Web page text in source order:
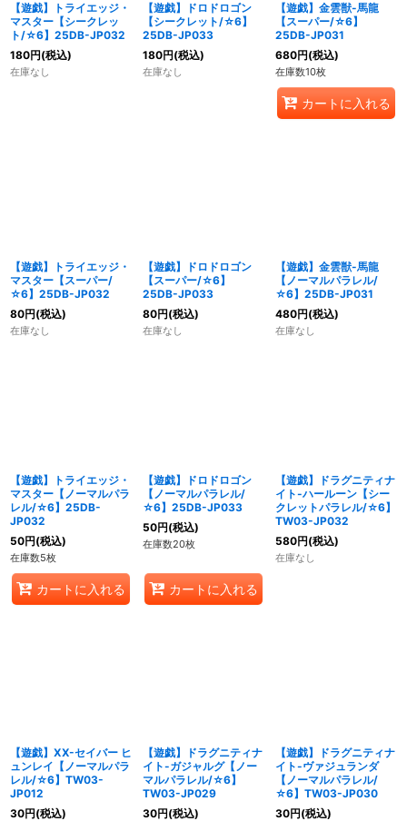
【遊戯】トライエッジ・
マスター【シークレッ
ト/☆6】25DB-JP032
180円(税込)
在庫なし
【遊戯】ドロドロゴン
【シークレット/☆6】
25DB-JP033
180円(税込)
在庫なし
【遊戯】金雲獣-馬龍
【スーパー/☆6】
25DB-JP031
680円(税込)
在庫数10枚
カートに入れる
【遊戯】トライエッジ・
マスター【スーパー/
☆6】25DB-JP032
80円(税込)
在庫なし
【遊戯】ドロドロゴン
【スーパー/☆6】
25DB-JP033
80円(税込)
在庫なし
【遊戯】金雲獣-馬龍
【ノーマルパラレル/
☆6】25DB-JP031
480円(税込)
在庫なし
【遊戯】トライエッジ・
マスター【ノーマルパラ
レル/☆6】25DB-
JP032
50円(税込)
在庫数5枚
カートに入れる
【遊戯】ドロドロゴン
【ノーマルパラレル/
☆6】25DB-JP033
50円(税込)
在庫数20枚
カートに入れる
【遊戯】ドラグニティナ
イト-ハールーン【シー
クレットパラレル/☆6】
TW03-JP032
580円(税込)
在庫なし
【遊戯】XX-セイバー ヒ
ュンレイ【ノーマルパラ
レル/☆6】TW03-
JP012
30円(税込)
【遊戯】ドラグニティナ
イト-ガジャルグ【ノー
マルパラレル/☆6】
TW03-JP029
30円(税込)
【遊戯】ドラグニティナ
イト-ヴァジュランダ
【ノーマルパラレル/
☆6】TW03-JP030
30円(税込)